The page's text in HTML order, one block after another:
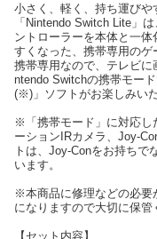
小さく、軽く、持ち運びや
「Nintendo Switch Lite」
ントローラーを本体と一
すくなった、携帯専用のゲ
携帯専用なので、テレビ
ntendo Switchの携帯モー
(※)」ソフトがお楽しみいた
※「携帯モード」に対応し
ーションIRカメラ、Joy-
トは、Joy-Conをお持ちで
います。
※本商品に修理などの必要
になりますので大切に保管
【セット内容】